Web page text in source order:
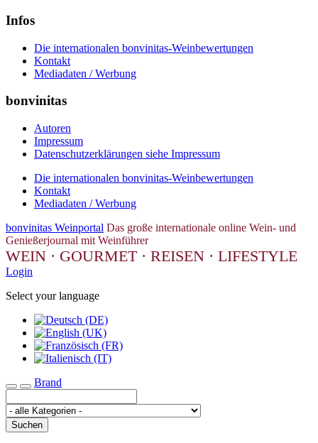
Infos
Die internationalen bonvinitas-Weinbewertungen
Kontakt
Mediadaten / Werbung
bonvinitas
Autoren
Impressum
Datenschutzerklärungen siehe Impressum
Die internationalen bonvinitas-Weinbewertungen
Kontakt
Mediadaten / Werbung
bonvinitas Weinportal Das große internationale online Wein- und
Genießerjournal mit Weinführer
WEIN · GOURMET · REISEN · LIFESTYLE
Login
Select your language
Toggle navigation
Brand
Suchen